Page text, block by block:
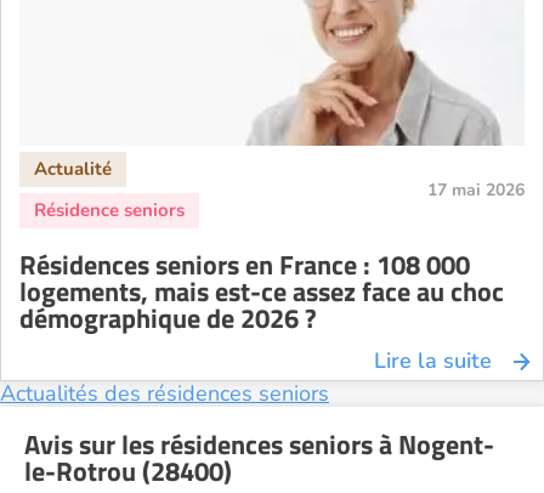
17 mai 2026
Résidences seniors en France : 108 000
logements, mais est-ce assez face au choc
démographique de 2026 ?
Lire la suite
Actualités des résidences seniors
Avis sur les résidences seniors à Nogent-
le-Rotrou (28400)